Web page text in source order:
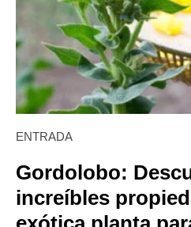
ENTRADA
Gordolobo:
increíbles